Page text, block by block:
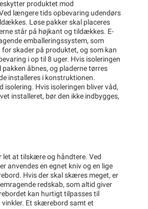
produktet mod
længere tids opbevaring udendørs
Løse pakker skal placeres
står på højkant og tildækkes. E-
emballeringssystem, som
for skader på produktet, og som kan
i op til 8 uger. Hvis isoleringen
pakken åbnes, og pladerne tørres
installeres i konstruktionen.
isolering. Hvis isoleringen bliver våd,
installeret, bør den ikke indbygges,
let at tilskære og håndtere. Ved
anvendes en egnet kniv og en lige
Hvis der skal skæres meget, er
redskab, som altid giver
kan hurtigt tilpasses til
vinkler. Et skærebord samt et